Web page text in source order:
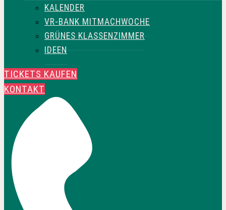
KALENDER
VR-BANK MITMACHWOCHE
GRÜNES KLASSENZIMMER
IDEEN
TICKETS KAUFEN
KONTAKT